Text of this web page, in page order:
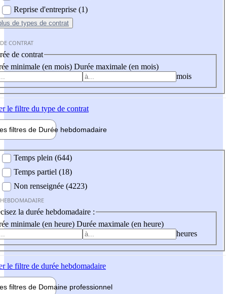
Reprise d'entreprise (1)
de types de contrat
CONTRAT
de contrat
minimale (en mois) Durée maximale (en mois)
mois
le filtre du type de contrat
filtres de Durée hebdomadaire
Temps plein (644)
Temps partiel (18)
Non renseignée (4223)
la durée hebdomadaire :
minimale (en heure) Durée maximale (en heure)
heures
le filtre de durée hebdomadaire
filtres de Domaine professionnel